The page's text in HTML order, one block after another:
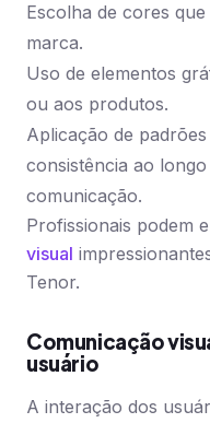
Escolha de cores
marca.
Uso de elementos
ou aos produtos.
Aplicação de
consistência ao
comunicação.
Profissionais podem
visual
Tenor.
Comunicação
usuário
A interação dos